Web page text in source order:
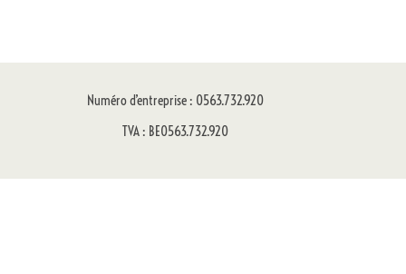
Numéro d’entreprise : 0563.732.920
TVA : BE0563.732.920